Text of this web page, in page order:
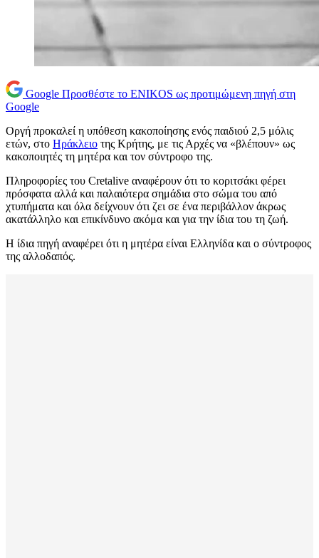
Google Προσθέστε το ENIKOS ως προτιμώμενη πηγή στη
Google
Οργή προκαλεί η υπόθεση κακοποίησης ενός παιδιού 2,5 μόλις
ετών, στο Ηράκλειο της Κρήτης, με τις Αρχές να «βλέπουν» ως
κακοποιητές τη μητέρα και τον σύντροφο της.
Πληροφορίες του Cretalive αναφέρουν ότι το κοριτσάκι φέρει
πρόσφατα αλλά και παλαιότερα σημάδια στο σώμα του από
χτυπήματα και όλα δείχνουν ότι ζει σε ένα περιβάλλον άκρως
ακατάλληλο και επικίνδυνο ακόμα και για την ίδια του τη ζωή.
Η ίδια πηγή αναφέρει ότι η μητέρα είναι Ελληνίδα και ο σύντροφος
της αλλοδαπός.